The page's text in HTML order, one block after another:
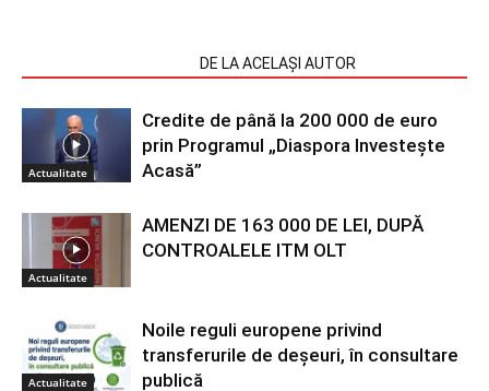
DE LA ACELAȘI AUTOR
Actualitate
Credite de până la 200 000 de euro
prin Programul „Diaspora Investește
Acasă”
Actualitate
AMENZI DE 163 000 DE LEI, DUPĂ
CONTROALELE ITM OLT
Actualitate
Noile reguli europene privind
transferurile de deșeuri, în consultare
publică